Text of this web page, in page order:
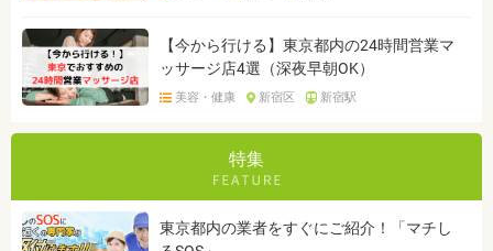
【今から行ける】東京都内の24時間営業マ
ッサージ店4選（深夜早朝OK）
美容・健康 新宿区 新宿駅
特集
東京都内の業者をすぐにご紹介！「マチし